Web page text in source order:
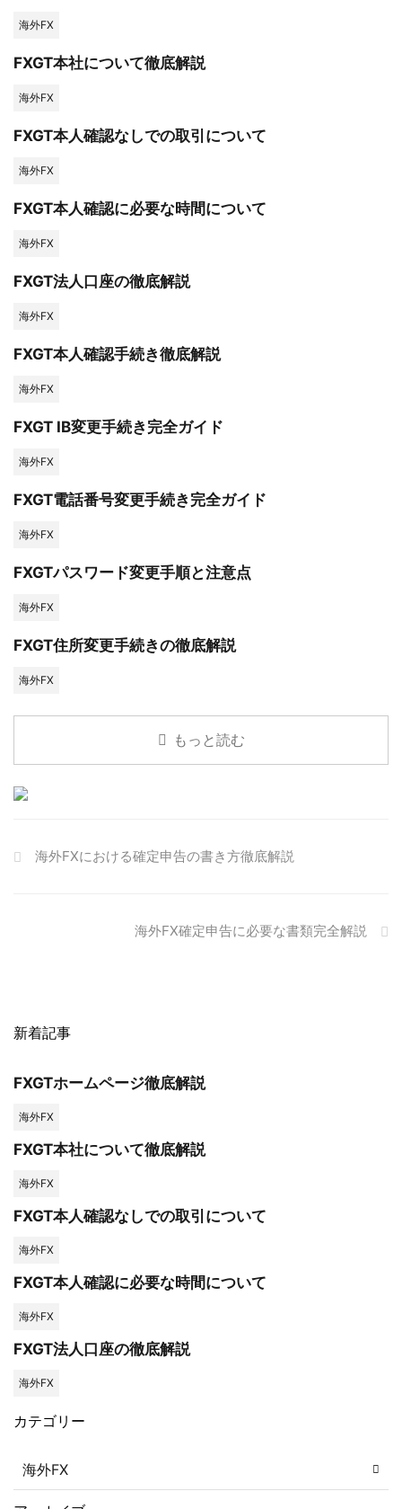
海外FX
FXGT本社について徹底解説
海外FX
FXGT本人確認なしでの取引について
海外FX
FXGT本人確認に必要な時間について
海外FX
FXGT法人口座の徹底解説
海外FX
FXGT本人確認手続き徹底解説
海外FX
FXGT IB変更手続き完全ガイド
海外FX
FXGT電話番号変更手続き完全ガイド
海外FX
FXGTパスワード変更手順と注意点
海外FX
FXGT住所変更手続きの徹底解説
海外FX
もっと読む
海外FXにおける確定申告の書き方徹底解説
海外FX確定申告に必要な書類完全解説
新着記事
FXGTホームページ徹底解説
海外FX
FXGT本社について徹底解説
海外FX
FXGT本人確認なしでの取引について
海外FX
FXGT本人確認に必要な時間について
海外FX
FXGT法人口座の徹底解説
海外FX
カテゴリー
海外FX